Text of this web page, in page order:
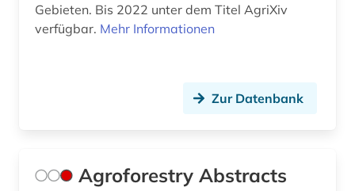
buchbestand (1)
cd-rom (2)
Gebieten. Bis 2022 unter dem Titel AgriXiv
verfügbar. Mehr Informationen
Zur Datenbank
Agroforestry Abstracts